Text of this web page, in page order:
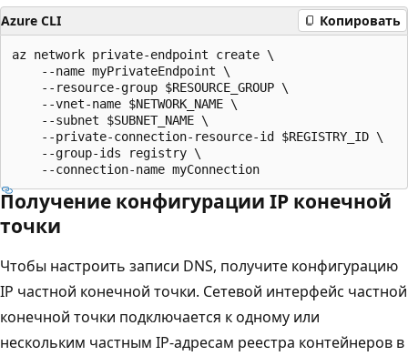
Azure CLI Копировать
az network private-endpoint create \
    --name myPrivateEndpoint \
    --resource-group $RESOURCE_GROUP \
    --vnet-name $NETWORK_NAME \
    --subnet $SUBNET_NAME \
    --private-connection-resource-id $REGISTRY_ID \
    --group-ids registry \
Получение конфигурации IP конечной
точки
Чтобы настроить записи DNS, получите конфигурацию
IP частной конечной точки. Сетевой интерфейс частной
конечной точки подключается к одному или
нескольким частным IP-адресам реестра контейнеров в